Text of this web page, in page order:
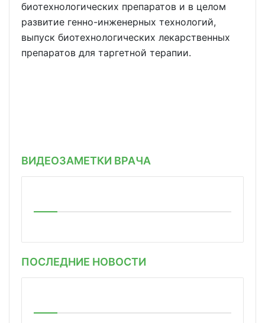
биотехнологических препаратов и в целом
развитие генно-инженерных технологий,
выпуск биотехнологических лекарственных
препаратов для таргетной терапии.
ВИДЕОЗАМЕТКИ ВРАЧА
ПОСЛЕДНИЕ НОВОСТИ